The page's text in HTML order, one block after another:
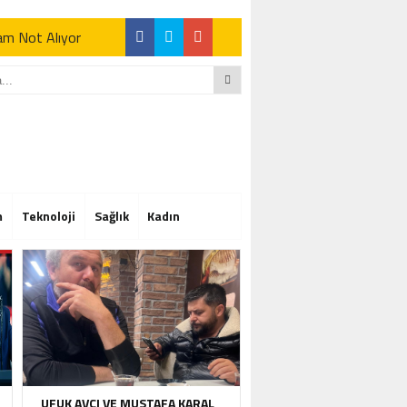
Not Alıyor
Not Alıyor
Teknoloji Sağlık Kadın
UFUK AVCI VE MUSTAFA KARAL